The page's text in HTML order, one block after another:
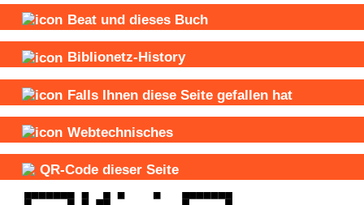
Beat und dieses Buch
Biblionetz-History
Falls Ihnen diese Seite gefallen hat
Webtechnisches
QR-Code dieser Seite